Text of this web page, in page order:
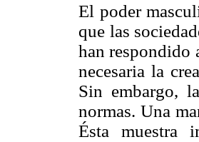
El poder
que las
han respondido
necesaria la
Sin embargo,
normas. Una
Ésta muestra